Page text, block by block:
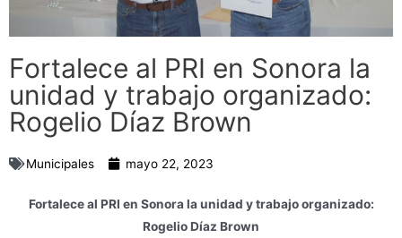
Fortalece al PRI en Sonora la
unidad y trabajo organizado:
Rogelio Díaz Brown
Municipales mayo 22, 2023
Fortalece al PRI en Sonora la unidad y trabajo organizado:
Rogelio Díaz Brown